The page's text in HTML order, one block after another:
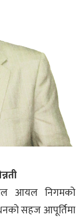
आयल निगमको
सहज आपूर्तिमा